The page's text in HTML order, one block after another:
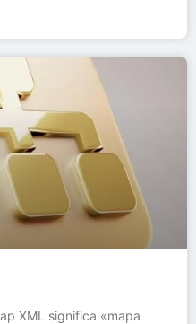
XML significa «mapa